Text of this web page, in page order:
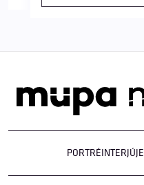
PORTRÉINTERJÚ